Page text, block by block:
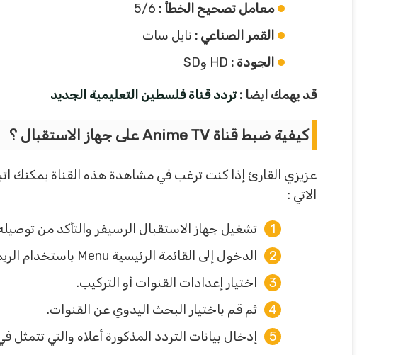
معامل تصحيح الخطأ :
القمر الصناعي : نايل سات
الجودة :
قد يهمك ايضا : تردد قناة فلسطين التعليمية الجديد
كيفية ضبط قناة Anime TV على جهاز الاستقبال ؟
عزيزي القارئ إذا كنت ترغب في مشاهدة هذه القناة يمكنك
الاتي :
تشغيل جهاز الاستقبال الرسيفر والتأكد من توصيله
الدخول إلى القائمة الرئيسية Menu باستخدام الريموت كنترول.
اختيار إعدادات القنوات أو التركيب.
ثم قم باختيار البحث اليدوي عن القنوات.
إدخال بيانات التردد المذكورة أعلاه والتي